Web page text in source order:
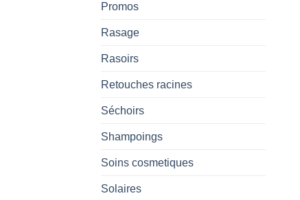
Promos
Rasage
Rasoirs
Retouches racines
Séchoirs
Shampoings
Soins cosmetiques
Solaires